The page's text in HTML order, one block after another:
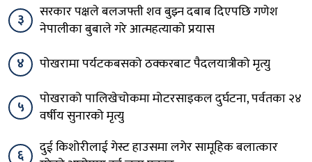
३
सरकार पक्षले बलजफ्ती शव बुझ्न दबाब दिएपछि गणेश
नेपालीका बुबाले गरे आत्महत्याको प्रयास
४
पोखरामा पर्यटकबसको ठक्करबाट पैदलयात्रीको मृत्यु
५
पोखराको पालिखेचोकमा मोटरसाइकल दुर्घटना, पर्वतका २४
वर्षीय सुनारको मृत्यु
६
दुई किशोरीलाई गेस्ट हाउसमा लगेर सामूहिक बलात्कार